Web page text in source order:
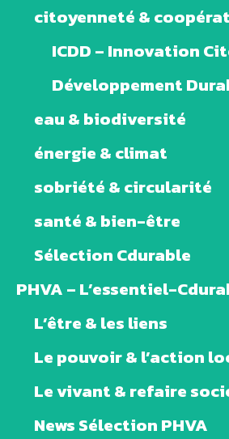
citoyenneté &
ICDD – Innovation
Développement
eau & biodiversité
énergie & climat
sobriété & circularité
santé & bien-être
Sélection Cdurable
PHVA – L’essentiel-
L’être & les liens
Le pouvoir & l’action
Le vivant & refaire
News Sélection PHVA